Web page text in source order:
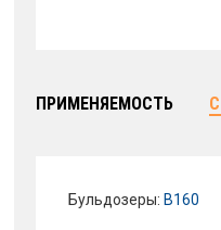
ПРИМЕНЯЕМОСТЬ
Бульдозеры: B160